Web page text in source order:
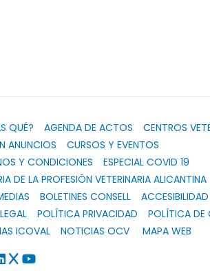
QUÉ? AGENDA DE ACTOS
CENTROS
ANUNCIOS
CURSOS Y EVENTOS
Y CONDICIONES
ESPECIAL COVID 19
DE LA PROFESIÓN VETERINARIA ALICANTINA
BOLETINES CONSELL
ACCESIBILIDAD
POLÍTICA PRIVACIDAD
POLÍTICA DE
ICOVAL
NOTICIAS OCV MAPA WEB